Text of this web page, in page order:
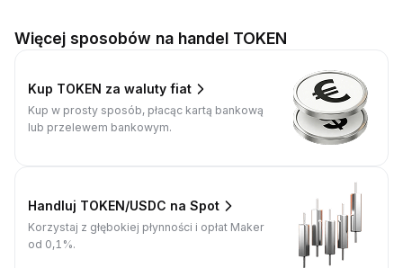
Więcej sposobów na handel TOKEN
Kup TOKEN za waluty fiat
Kup w prosty sposób, płacąc kartą bankową
lub przelewem bankowym.
Handluj TOKEN/USDC na Spot
Korzystaj z głębokiej płynności i opłat Maker
od 0,1%.